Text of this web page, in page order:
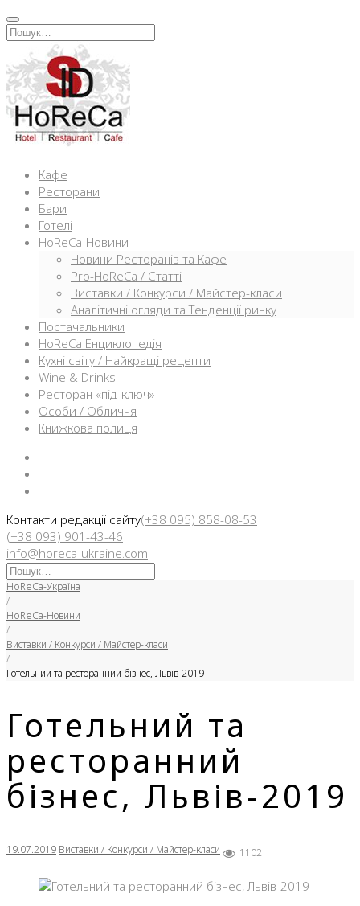
Перейти
к
содержимому
Искать:
Кафе
Ресторани
Бари
Готелі
HoReCa-Новини
Новини Ресторанів та Кафе
Pro-HoReCa / Статті
Виставки / Конкурси / Майстер-класи
Аналітичні огляди та Тенденції ринку
Постачальники
HoReCa Енциклопедія
Кухні світу / Найкращі рецепти
Wine & Drinks
Ресторан «під-ключ»
Особи / Обличчя
Книжкова полиця
Контакти редакції сайту(+38 095) 858-08-53
(+38 093) 901-43-46
info@horeca-ukraine.com
Искать:
HoReCa-Україна
/
HoReCa-Новини
/
Виставки / Конкурси / Майстер-класи
/
Готельний та ресторанний бізнес, Львів-2019
Готельний та
ресторанний
бізнес, Львів-2019
19.07.2019 Виставки / Конкурси / Майстер-класи 1102